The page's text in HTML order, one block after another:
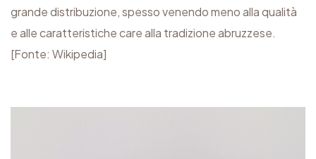
grande distribuzione, spesso venendo meno alla qualità
e alle caratteristiche care alla tradizione abruzzese.
[Fonte: Wikipedia]